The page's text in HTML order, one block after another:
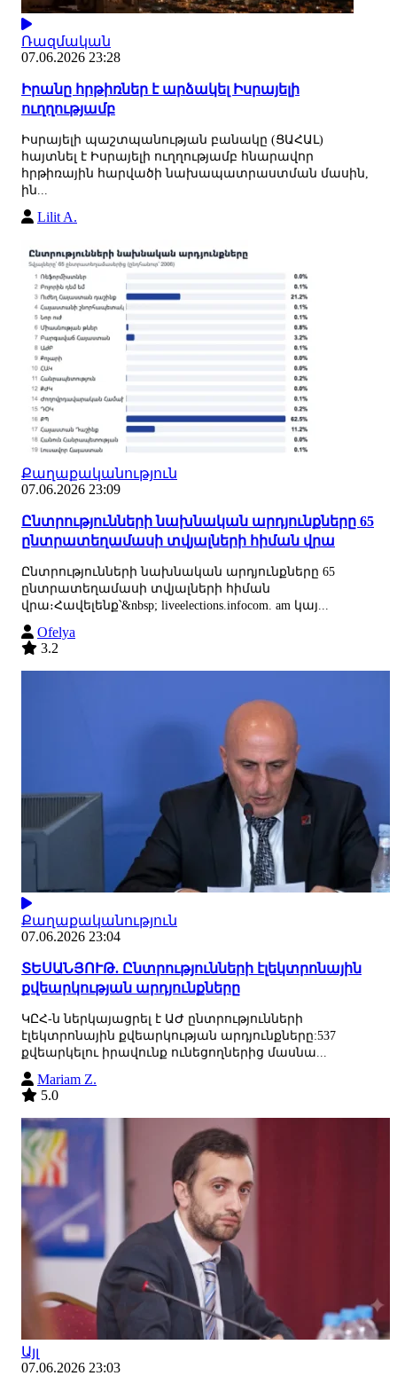
Ռազմական
07.06.2026 23:28
Իրանը հրթիռներ է արձակել Իսրայելի
ուղղությամբ
Իսրայելի պաշտպանության բանակը (ՑԱՀԱԼ)
հայտնել է Իսրայելի ուղղությամբ հնարավոր
հրթիռային հարվածի նախապատրաստման մասին,
ին...
Lilit A.
Քաղաքականություն
07.06.2026 23:09
Ընտրությունների նախնական արդյունքները 65
ընտրատեղամասի տվյալների հիման վրա
Ընտրությունների նախնական արդյունքները 65
ընտրատեղամասի տվյալների հիման
վրա։Հավելենք՝&nbsp; liveelections.infocom. am կայ...
Ofelya
3.2
Քաղաքականություն
07.06.2026 23:04
ՏԵՍԱՆՅՈՒԹ. Ընտրությունների էլեկտրոնային
քվեարկության արդյունքները
ԿԸՀ-ն ներկայացրել է ԱԺ ընտրությունների
էլեկտրոնային քվեարկության արդյունքները:537
քվեարկելու իրավունք ունեցողներից մասնա...
Mariam Z.
5.0
Այլ
07.06.2026 23:03